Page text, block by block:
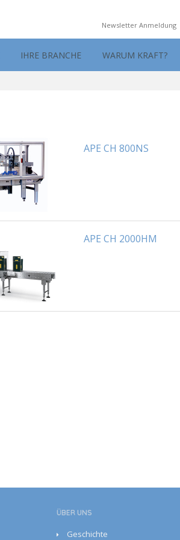
Newsletter Anmeldung
IHRE BRANCHE WARUM KRAFT?
APE CH 800NS
APE CH 2000HM
ÜBER UNS
Geschichte